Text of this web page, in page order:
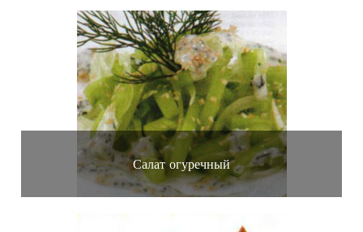
Салат огуречный